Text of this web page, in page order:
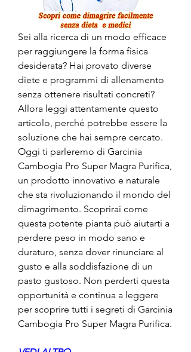
Sei alla ricerca di un modo efficace
per raggiungere la forma fisica
desiderata? Hai provato diverse
diete e programmi di allenamento
senza ottenere risultati concreti?
Allora leggi attentamente questo
articolo, perché potrebbe essere la
soluzione che hai sempre cercato.
Oggi ti parleremo di Garcinia
Cambogia Pro Super Magra Purifica,
un prodotto innovativo e naturale
che sta rivoluzionando il mondo del
dimagrimento. Scoprirai come
questa potente pianta può aiutarti a
perdere peso in modo sano e
duraturo, senza dover rinunciare al
gusto e alla soddisfazione di un
pasto gustoso. Non perderti questa
opportunità e continua a leggere
per scoprire tutti i segreti di Garcinia
Cambogia Pro Super Magra Purifica.